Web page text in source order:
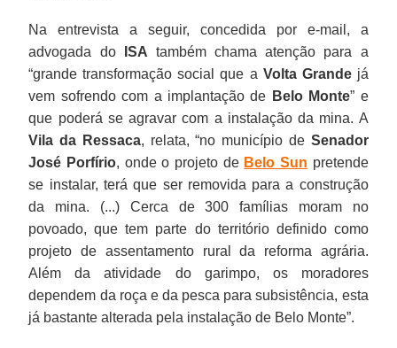
Na entrevista a seguir, concedida por e-mail, a
advogada do
ISA também chama atenção para a
“grande transformação social que a Volta Grandejá
vem sofrendo com a implantação de Belo Monte” e
que poderá se agravar com a instalação da mina. A
Vila da Ressaca, relata, “no município de Senador
José Porfírio, onde o projeto de Belo Sun pretende
se instalar, terá que ser removida para a construção
da mina. (...) Cerca de 300 famílias moram no
povoado, que tem parte do território definido como
projeto de assentamento rural da reforma agrária.
Além da atividade do garimpo, os moradores
dependem da roça e da pesca para subsistência, esta
já bastante alterada pela instalação de Belo Monte”.